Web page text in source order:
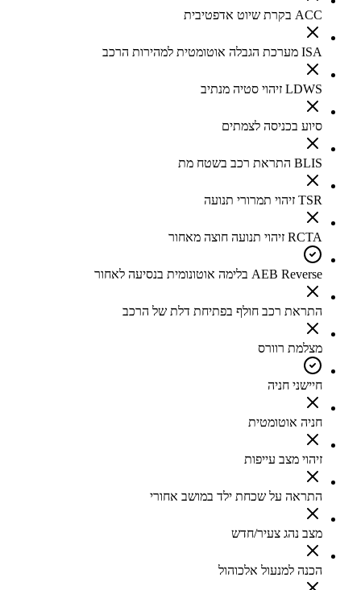
ACC בקרת שיוט אדפטיבית
ISA מערכת הגבלה אוטומטית למהירות הרכב
LDWS זיהוי סטיה מנתיב
סיוע בכניסה לצמתים
BLIS התראת רכב בשטח מת
TSR זיהוי תמרורי תנועה
RCTA זיהוי תנועה חוצה מאחור
AEB Reverse בלימה אוטונומית בנסיעה לאחור
התראת רכב חולף בפתיחת דלת של הרכב
מצלמת רוורס
חיישני חניה
חניה אוטומטית
זיהוי מצב עייפות
התראה על שכחת ילד במושב אחורי
מצב נהג צעיר/חדש
הכנה למנעול אלכוהול